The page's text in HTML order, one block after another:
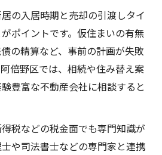
の入居時期と売却の引渡しタイ
ポイントです。仮住まいの有無
の精算など、事前の計画が失敗
倍野区では、相続や住み替え案
豊富な不動産会社に相談すると
税などの税金面でも専門知識が
や司法書士などの専門家と連携